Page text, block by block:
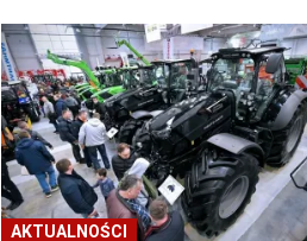
AKTUALNOŚCI